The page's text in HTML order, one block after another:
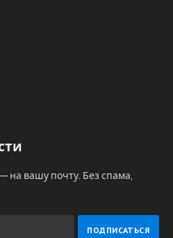
на вашу почту. Без спама,